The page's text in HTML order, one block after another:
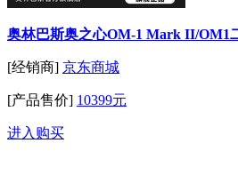
奥林巴斯奥之心OM-1 Mark II/OM1
[经销商] 京东商城
[产品售价] 10399元
进入购买